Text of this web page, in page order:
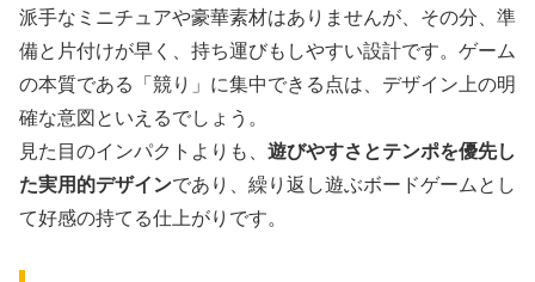
派手なミニチュアや豪華素材はありませんが、その分、準
備と片付けが早く、持ち運びもしやすい設計です。ゲーム
の本質である「競り」に集中できる点は、デザイン上の明
確な意図といえるでしょう。
見た目のインパクトよりも、 遊びやすさとテンポを優先し
た実用的デザインであり、繰り返し遊ぶボードゲームとし
て好感の持てる仕上がりです。